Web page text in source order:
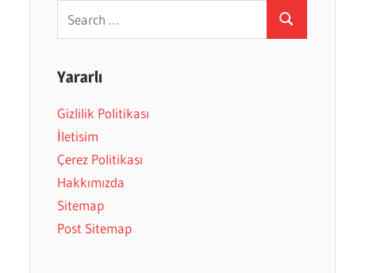
Search
Yararlı
Gizlilik Politikası
İletisim
Çerez Politikası
Hakkımızda
Sitemap
Post Sitemap